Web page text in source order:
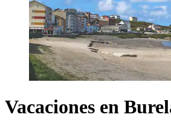
Vacaciones en